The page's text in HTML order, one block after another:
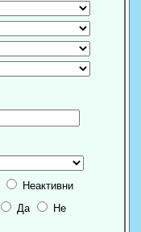
Неактивни
Да Не